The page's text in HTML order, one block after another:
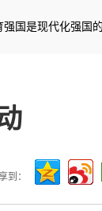
代化强国的一个
到：